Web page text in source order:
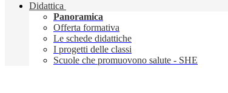
Didattica
Panoramica
Offerta formativa
Le schede didattiche
I progetti delle classi
Scuole che promuovono salute - SHE